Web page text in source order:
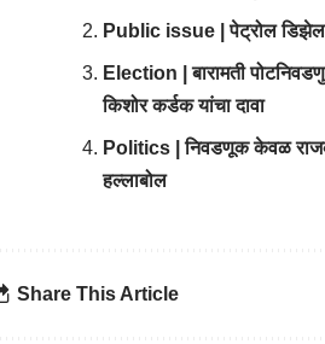
Public issue | पेट्रोल
Election | बारामती
किशोर कर्डक यांचा दावा
Politics | निवडणूक केवळ
हल्लाबोल
Share This Article